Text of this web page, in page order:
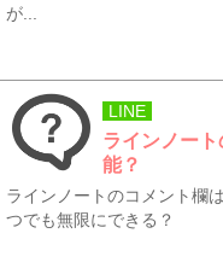
が...
LINE
ラインノー
能？
ラインノートのコメント欄
つでも無限にできる？